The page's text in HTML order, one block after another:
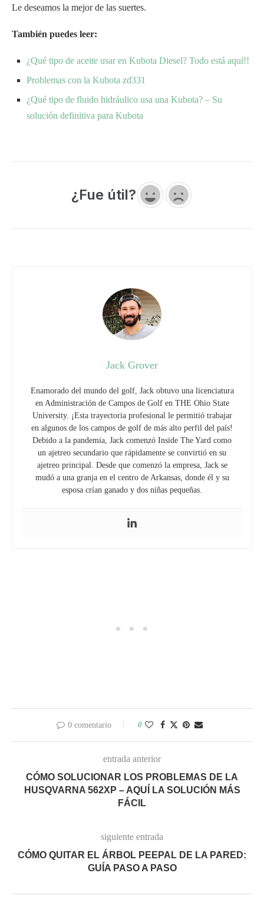
Le deseamos la mejor de las suertes.
También puedes leer:
¿Qué tipo de aceite usar en Kubota Diesel? Todo está aquí!!
Problemas con la Kubota zd331
¿Qué tipo de fluido hidráulico usa una Kubota? – Su
solución definitiva para Kubota
¿Fue útil?
Jack Grover
Enamorado del mundo del golf, Jack obtuvo una licenciatura
en Administración de Campos de Golf en THE Ohio State
University. ¡Esta trayectoria profesional le permitió trabajar
en algunos de los campos de golf de más alto perfil del país!
Debido a la pandemia, Jack comenzó Inside The Yard como
un ajetreo secundario que rápidamente se convirtió en su
ajetreo principal. Desde que comenzó la empresa, Jack se
mudó a una granja en el centro de Arkansas, donde él y su
esposa crían ganado y dos niñas pequeñas.
0 comentario 0
entrada anterior
CÓMO SOLUCIONAR LOS PROBLEMAS DE LA
HUSQVARNA 562XP – AQUÍ LA SOLUCIÓN MÁS
FÁCIL
siguiente entrada
CÓMO QUITAR EL ÁRBOL PEEPAL DE LA PARED:
GUÍA PASO A PASO